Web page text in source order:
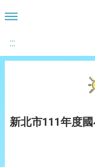
:::
新北市111年度